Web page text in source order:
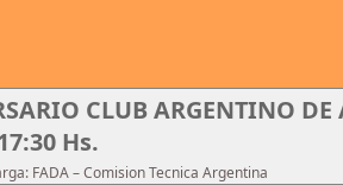
CLUB ARGENTINO DE
Hs.
FADA – Comision Tecnica Argentina